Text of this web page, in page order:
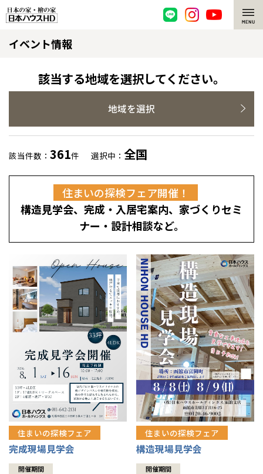
脱炭素・檜の家
環境にやさしい、脱炭素社会の住宅
耐震構造
高耐久住宅
高断熱・高気密の家
エネルギー自給自足
感謝訪問・長期保証
直営工事
1メーターモジュール
冷暖房標準装備
24時間対応コールセンター
デザイン賞各種受賞
セントラルヒーティング
選ばれる理由
檜の魅力 トップ
檜と日本人
1000年を超えて生きる檜
知られざる檜の効果・作用
理想の木材「檜」
注文住宅
グレートステージ
平屋の家
外観・インテリア集
暮らし方提案
住まいのコラム
住まいのお手入れ集
リフォーム トップ
選ばれる理由
リフォームの流れ
介護保険利用で快適リフォーム
賃貸併用住宅のメリット
安心のサポートシステム
展示場案内
分譲住宅・土地
分譲マンション
分譲マンション トップ
ワザックとは
高い信頼性
安心の管理体制
ギャラリー
会社情報
会社情報 トップ
ニュースリリース
代表ごあいさつ
お問い合わせ
会員サイト
イベント情報
該当する地域を選択してください。
地域を選択
該当件数： 361件 選択中： 全国
住まいの探検フェア開催！
構造見学会、完成・入居宅案内、家づくりセミ
ナー・設計相談など。
住まいの探検フェア
完成現場見学会
開催期間
住まいの探検フェア
構造現場見学会
開催期間